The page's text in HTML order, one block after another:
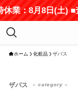
業：8月8日(土) ■
ホーム 化粧品 ザバス
ザバス – category –